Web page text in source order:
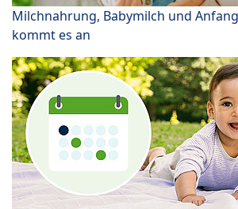
Milchnahrung, Babymilch und
kommt es an